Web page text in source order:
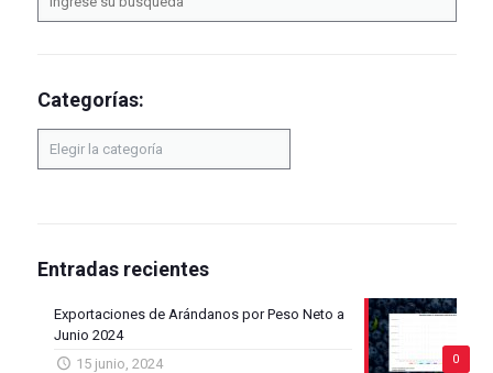
Categorías:
Entradas recientes
0
Exportaciones de Arándanos por Peso Neto a
Junio 2024
15 junio, 2024